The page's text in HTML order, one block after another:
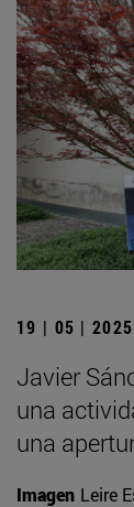
19 | 05 | 2025
Javier
una
una
Imagen Leire